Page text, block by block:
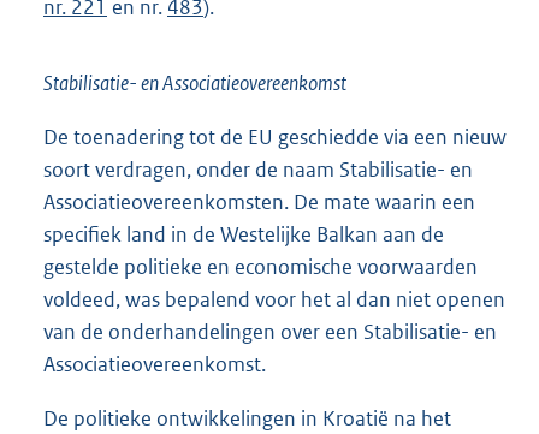
nr. 221 en nr. 483).
Stabilisatie- en Associatieovereenkomst
De toenadering tot de EU geschiedde via een nieuw
soort verdragen, onder de naam Stabilisatie- en
Associatieovereenkomsten. De mate waarin een
specifiek land in de Westelijke Balkan aan de
gestelde politieke en economische voorwaarden
voldeed, was bepalend voor het al dan niet openen
van de onderhandelingen over een Stabilisatie- en
Associatieovereenkomst.
De politieke ontwikkelingen in Kroatië na het